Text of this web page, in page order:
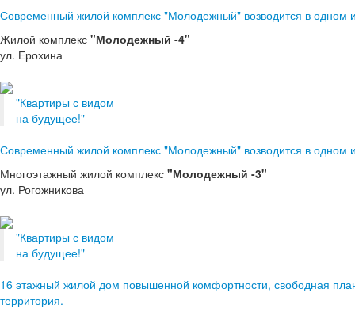
Современный жилой комплекс "Молодежный" возводится в одном
Жилой комплекс "Молодежный -4"
ул. Ерохина
"Квартиры с видом
на будущее!"
Современный жилой комплекс "Молодежный" возводится в одном
Многоэтажный жилой комплекс "Молодежный -3"
ул. Рогожникова
"Квартиры с видом
на будущее!"
16 этажный жилой дом повышенной комфортности, свободная
территория.